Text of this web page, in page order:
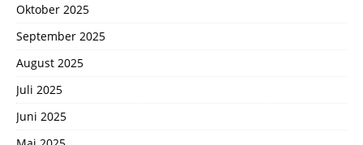
Oktober 2025
September 2025
August 2025
Juli 2025
Juni 2025